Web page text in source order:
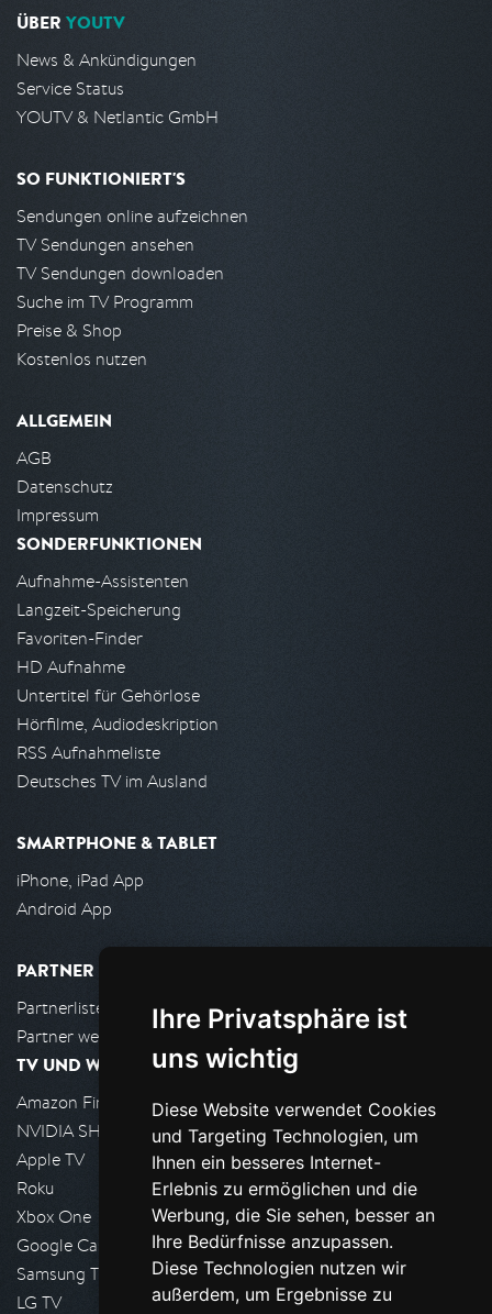
Ihre Privatsphäre ist
uns wichtig
Diese Website verwendet Cookies
und Targeting Technologien, um
Ihnen ein besseres Internet-
Erlebnis zu ermöglichen und die
Werbung, die Sie sehen, besser an
Ihre Bedürfnisse anzupassen.
Diese Technologien nutzen wir
außerdem, um Ergebnisse zu
ÜBER YOUTV
News & Ankündigungen
Service Status
YOUTV & Netlantic GmbH
SO FUNKTIONIERT'S
Sendungen online aufzeichnen
TV Sendungen ansehen
TV Sendungen downloaden
Suche im TV Programm
Preise & Shop
Kostenlos nutzen
ALLGEMEIN
AGB
Datenschutz
Impressum
SONDERFUNKTIONEN
Aufnahme-Assistenten
Langzeit-Speicherung
Favoriten-Finder
HD Aufnahme
Untertitel für Gehörlose
Hörfilme, Audiodeskription
RSS Aufnahmeliste
Deutsches TV im Ausland
SMARTPHONE & TABLET
iPhone, iPad App
Android App
PARTNER
Partnerliste
Partner werden
TV UND WOHNZIMMER
Amazon FireTV
NVIDIA SHIELD, Google TV
Apple TV
Roku
Xbox One
Google Cast
Samsung TV
LG TV